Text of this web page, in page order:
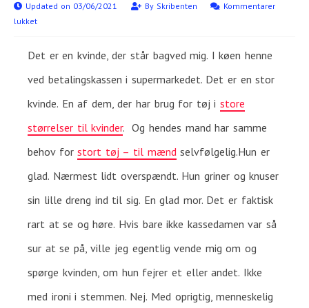
Updated on 03/06/2021 By Skribenten
Kommentarer
lukket
Det er en kvinde, der står bagved mig. I køen henne
ved betalingskassen i supermarkedet. Det er en stor
kvinde. En af dem, der har brug for tøj istore
størrelser til kvinder. Og hendes mand har samme
behov forstort tøj – til mændselvfølgelig.Hun er
glad. Nærmest lidt overspændt. Hun griner og knuser
sin lille dreng ind til sig. En glad mor. Det er faktisk
rart at se og høre. Hvis bare ikke kassedamen var så
sur at se på, ville jeg egentlig vende mig om og
spørge kvinden, om hun fejrer et eller andet. Ikke
med ironi i stemmen. Nej. Med oprigtig, menneskelig